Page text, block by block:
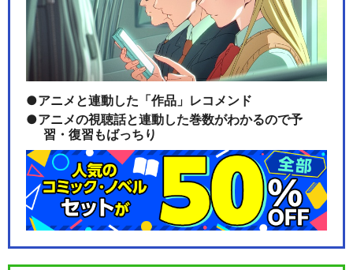
アニメと連動した「作品」レコメンド
アニメの視聴話と連動した巻数がわかるので予
習・復習もばっちり